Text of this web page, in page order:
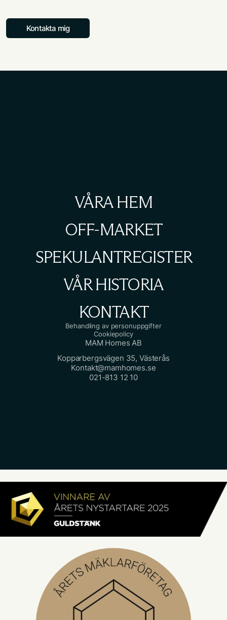
Kontakta mig
VÅRA HEM
OFF-MARKET
SPEKULANTREGISTER
VÅR HISTORIA
KONTAKT
Behandling av personuppgifter
Cookiepolicy
MAM Homes AB
Kopparbergsvägen 35, Västerås
Kontakt@mamhomes.se
021-813 12 10